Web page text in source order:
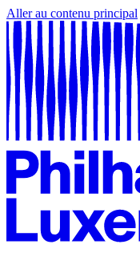
Aller au contenu principal